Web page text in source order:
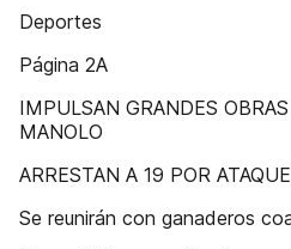
Deportes
Página 2A
IMPULSAN GRANDES
MANOLO
ARRESTAN A 19 POR
Se reunirán con ganaderos